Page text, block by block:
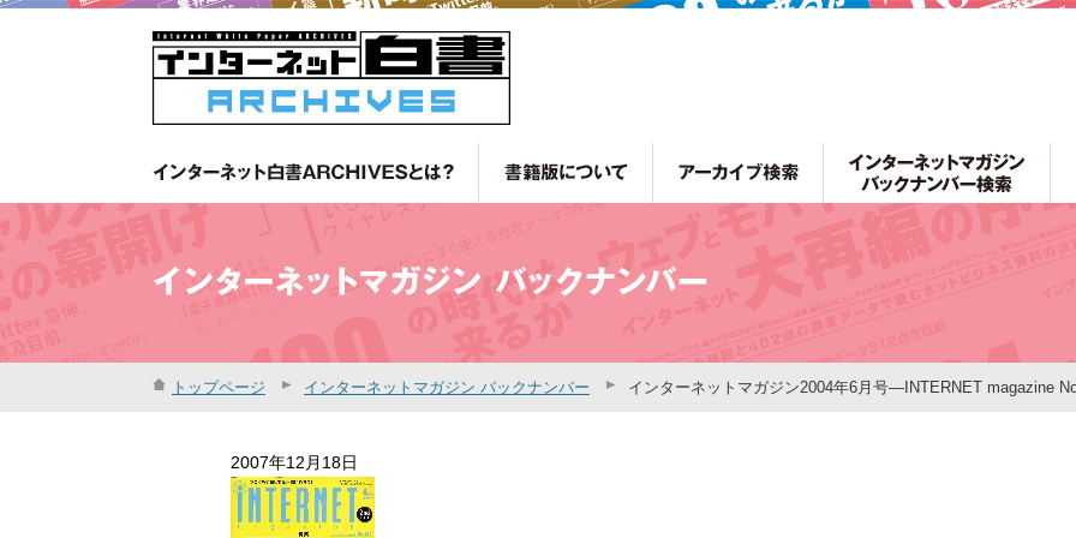
トップページ インターネットマガジン バックナンバー インターネットマガジン2004年6月号―INTERNET magazine
2007年12月18日